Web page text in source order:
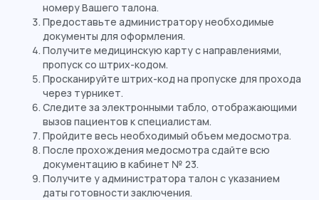
номеру Вашего талона.
Предоставьте администратору необходимые
документы для оформления.
Получите медицинскую карту с направлениями,
пропуск со штрих-кодом.
Просканируйте штрих-код на пропуске для прохода
через турникет.
Следите за электронными табло, отображающими
вызов пациентов к специалистам.
Пройдите весь необходимый объем медосмотра.
После прохождения медосмотра сдайте всю
документацию в кабинет № 23.
Получите у администратора талон с указанием
даты готовности заключения.